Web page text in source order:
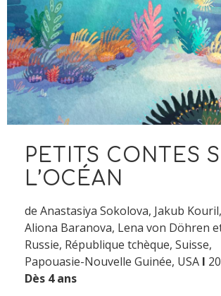
PETITS CONTES
L’OCÉAN
de Anastasiya Sokolova, Jakub
Aliona Baranova, Lena von Döhren
Russie, République tchèque, Suisse,
Papouasie-Nouvelle Guinée, USA I
Dès 4 ans